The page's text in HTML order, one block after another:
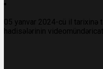
05 yanvar 2024-cü il tarixinə
hadisələrinin